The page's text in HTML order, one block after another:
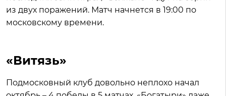
из двух поражений. Матч начнется в 19:00 по
московскому времени.
«Витязь»
Подмосковный клуб довольно неплохо начал